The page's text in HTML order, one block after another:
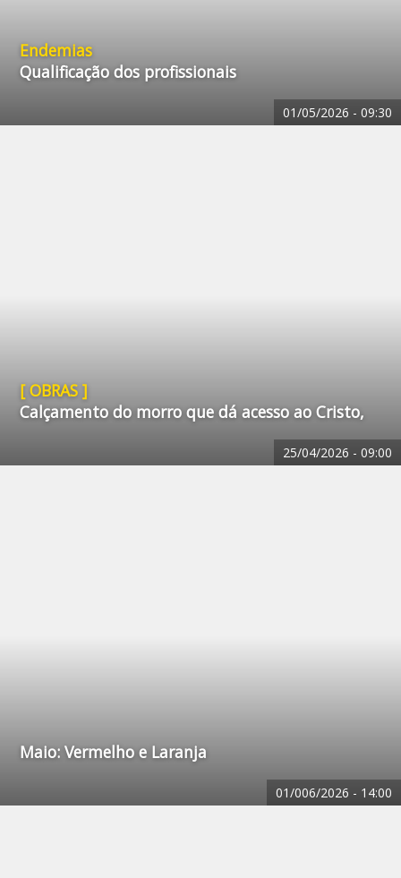
Endemias
Qualificação dos profissionais
01/05/2026 - 09:30
[ OBRAS ]
Calçamento do morro que dá acesso ao Cristo,
25/04/2026 - 09:00
Maio: Vermelho e Laranja
01/006/2026 - 14:00